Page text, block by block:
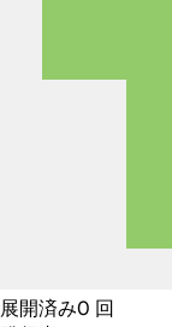
展開済み0 回